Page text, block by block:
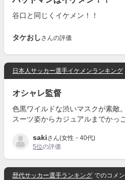
谷口と同じくイケメン！！
タケおしさんの評価
日本人サッカー選手イケメンランキング
オシャレ監督
色黒ワイルドな渋いマスクが素敵
スーツ姿からカジュアルまでかっ
sakiさん(女性・40代)
5位の評価
歴代サッカー選手ランキング でのコメ